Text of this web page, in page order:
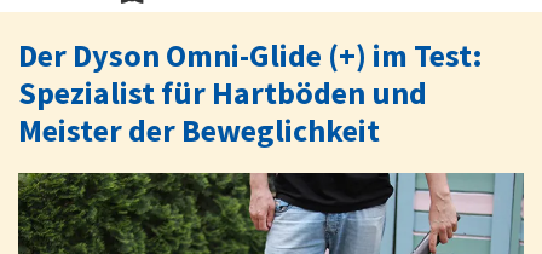
Der Dyson Omni-Glide (+) im Test:
Spezialist für Hartböden und
Meister der Beweglichkeit
Starkes Reinigungsergebnis
Sehr handlich
Gewicht